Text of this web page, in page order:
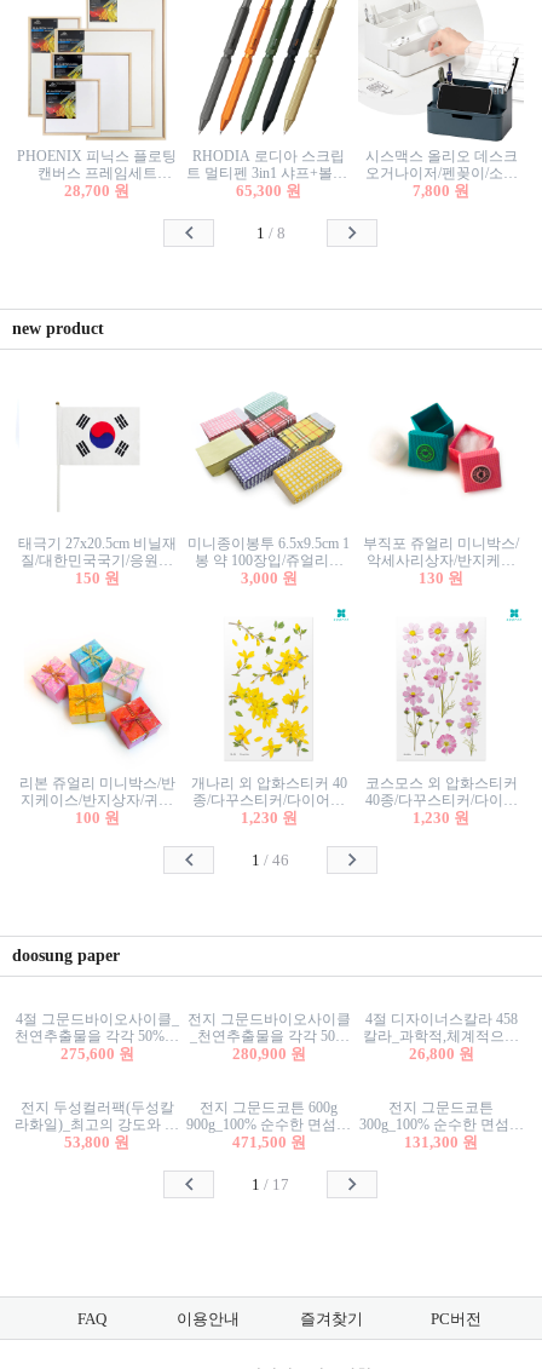
PHOENIX 피닉스 플로팅
캔버스 프레임세트
50x50cm/액자캔버스/인테
28,700 원
RHODIA 로디아 스크립
트 멀티펜 3in1 샤프+볼펜/
무광택 알루미늄 육각배
65,300 원
시스맥스 올리오 데스크
오거나이저/펜꽂이/소품
꽂이/소품함/정리함/수납
7,800 원
1 / 8
new product
태극기 27x20.5cm 비닐재
질/대한민국국기/응원깃
발/행사깃발
150 원
미니종이봉투 6.5x9.5cm 1
봉 약 100장입/쥬얼리봉
투/증명사진봉투/악세사
3,000 원
부직포 쥬얼리 미니박스/
악세사리상자/반지케이
스/반지상자/귀걸이상자/
130 원
리본 쥬얼리 미니박스/반
지케이스/반지상자/귀걸
이상자/귀걸이박스/악세
100 원
개나리 외 압화스티커 40
종/다꾸스티커/다이어리
꾸미기/꽃스티커/자연물
1,230 원
코스모스 외 압화스티커
40종/다꾸스티커/다이어
리꾸미기/꽃스티커/자연
1,230 원
1 /46
doosung paper
4절 그문드바이오사이클_
천연추출물을 각각 50%이
상 함유한 친환경그래픽
275,600 원
전지 그문드바이오사이클
_천연추출물을 각각 50%
이상 함유한 친환경그래
280,900 원
4절 디자이너스칼라 458
칼라_과학적,체계적으로
분류된 200색을 갖춘 색지
26,800 원
전지 두성컬러팩(두성칼
라화일)_최고의 강도와 평
활성을 지닌 다양한 컬러
53,800 원
전지 그문드코튼 600g
900g_100% 순수한 면섬유
로 만든 친환경프리미엄
471,500 원
전지 그문드코튼
300g_100% 순수한 면섬유
로 만든 친환경프리미엄
131,300 원
1 / 17
FAQ 이용안내 즐겨찾기 PC버전